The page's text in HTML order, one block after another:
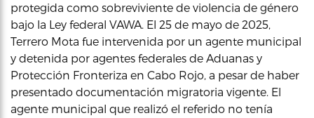
protegida como sobreviviente de violencia de género
bajo la Ley federal VAWA. El 25 de mayo de 2025,
Terrero Mota fue intervenida por un agente municipal
y detenida por agentes federales de Aduanas y
Protección Fronteriza en Cabo Rojo, a pesar de haber
presentado documentación migratoria vigente. El
agente municipal que realizó el referido no tenía